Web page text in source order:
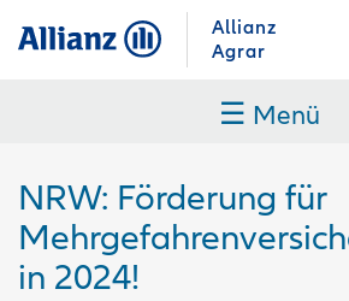
Allianz
Agrar
☰ Menü
NRW: Förderung für
in 2024!